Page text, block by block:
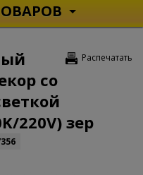
Распечатать
со
220V) зер